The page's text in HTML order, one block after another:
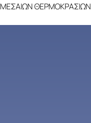
ΜΕΣΑΙΩΝ ΘΕΡΜΟΚΡΑΣΙΩΝ